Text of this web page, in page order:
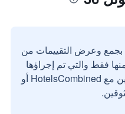
بجمع وعرض التقييمات من
فقط والتي تم إجراؤها
بواسطة مستخدمين حقيقيين مع HotelsCombined أو